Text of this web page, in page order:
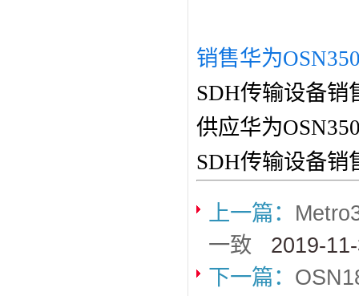
销售华为
SDH传输设备销
供应华为
SDH传输设备销
上一篇：
一致
2019-
下一篇：